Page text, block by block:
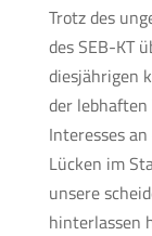
Trotz des
des SEB-KT
diesjährigen
der
Interesses
Lücken im
unsere
hinterlassen